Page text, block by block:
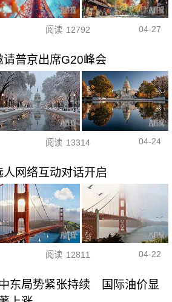
阅读 12792 04-27
普京出席G20峰会
阅读 13314 04-24
网络互动对话开启
阅读 12811 04-22
东局势紧张持续 国际油价显